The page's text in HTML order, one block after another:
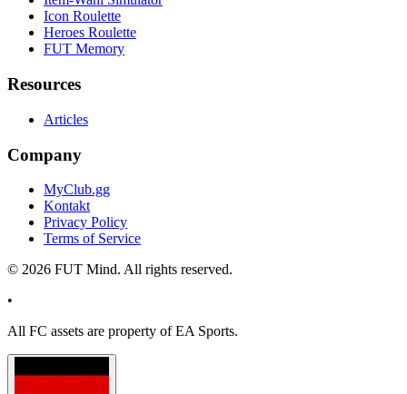
Icon Roulette
Heroes Roulette
FUT Memory
Resources
Articles
Company
MyClub.gg
Kontakt
Privacy Policy
Terms of Service
© 2026 FUT Mind. All rights reserved.
•
All FC assets are property of EA Sports.